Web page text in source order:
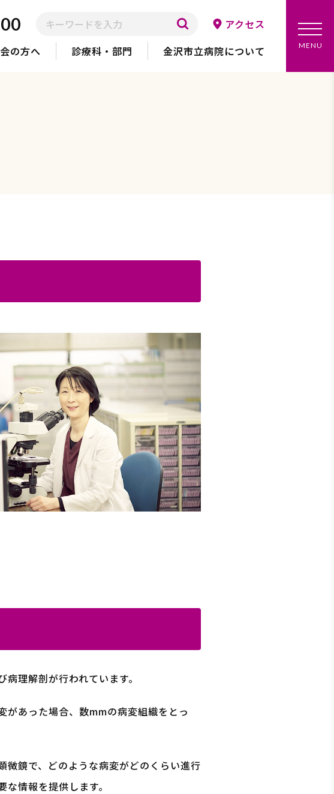
アクセス
の方へ 診療科・部門 金沢市立病院について MENU
ー
理解剖が行われています。
があった場合、数mmの病変組織をとっ
微鏡で、どのような病変がどのくらい進行
情報を提供します。